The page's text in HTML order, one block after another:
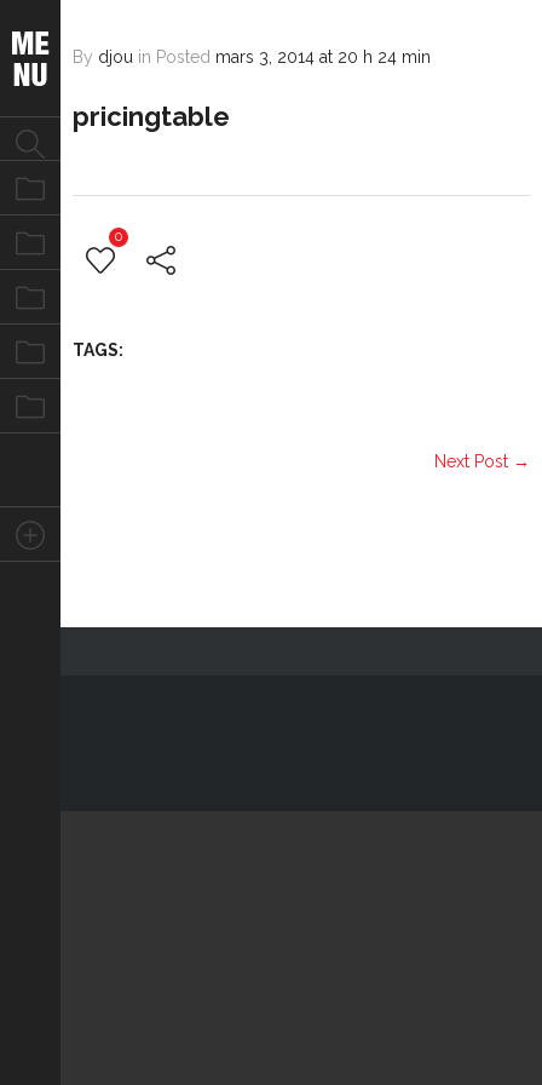
Nos missions
Nos photos
By djou in Posted mars 3, 2014 at 20 h 24 min
pricingtable
0
TAGS:
Next Post →